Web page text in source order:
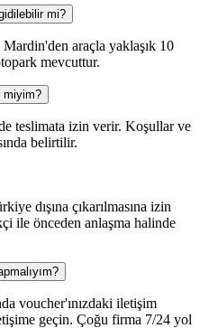
mi?
araçla yaklaşık 10
mevcuttur.
miyim?
teslimata izin verir. Koşullar ve
belirtilir.
dışına çıkarılmasına izin
ile önceden anlaşma halinde
voucher'ınızdaki iletişim
geçin. Çoğu firma 7/24 yol